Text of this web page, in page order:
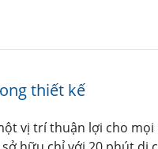
thiết kế
vị trí thuận lợi cho